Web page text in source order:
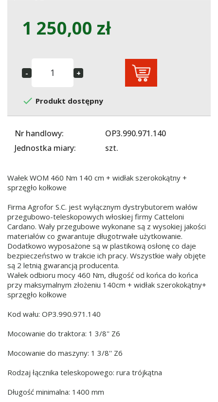
1 250,00 zł
 Produkt dostępny
Nr handlowy:
OP3.990.971.140
Jednostka miary:
szt.
Wałek WOM 460 Nm 140 cm + widłak szerokokątny +
sprzęgło kołkowe
Firma Agrofor S.C. jest wyłącznym dystrybutorem wałów
przegubowo-teleskopowych włoskiej firmy Catteloni
Cardano. Wały przegubowe wykonane są z wysokiej jakości
materiałów co gwarantuje długotrwałe użytkowanie.
Dodatkowo wyposażone są w plastikową osłonę co daje
bezpieczeństwo w trakcie ich pracy. Wszystkie wały objęte
są 2 letnią gwarancją producenta.
Wałek odbioru mocy 460 Nm, długość od końca do końca
przy maksymalnym złożeniu 140cm + widłak szerokokątny+
sprzęgło kołkowe
Kod wału: OP3.990.971.140
Mocowanie do traktora: 1 3/8'' Z6
Mocowanie do maszyny: 1 3/8'' Z6
Rodzaj łącznika teleskopowego: rura trójkątna
Długość minimalna: 1400 mm